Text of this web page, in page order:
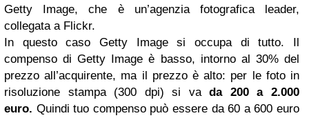
Getty Image, che è un’agenzia fotografica leader,
collegata a Flickr.
In questo caso Getty Image si occupa di tutto. Il
compenso di Getty Image è basso, intorno al 30% del
prezzo all’acquirente, ma il prezzo è alto: per le foto in
risoluzione stampa (300 dpi) si vada 200 a 2.000
euro. Quindi tuo compenso può essere da 60 a 600 euro